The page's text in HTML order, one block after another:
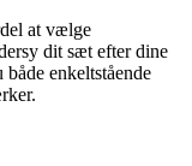
at vælge
dit sæt efter dine
enkeltstående